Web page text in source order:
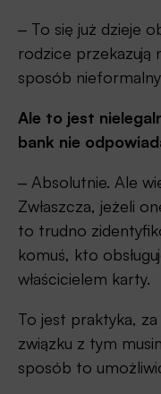
‒ To się już dzieje
rodzice przekazują
sposób
Ale to jest
bank nie
‒ Absolutnie. Ale
Zwłaszcza, jeżeli
to trudno
komuś, kto
właścicielem karty.
To jest praktyka,
związku z tym
sposób to